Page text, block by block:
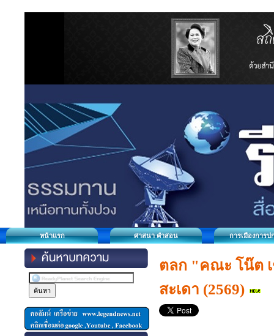
หน้าแรก ศาสนา คำสอน การเมืองการป
ตลก "คณะ โน๊ต
สะเดา (2569)